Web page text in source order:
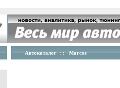
Автокаталог : : Marcos